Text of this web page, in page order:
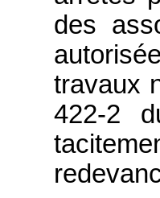
des
travaux
422-2